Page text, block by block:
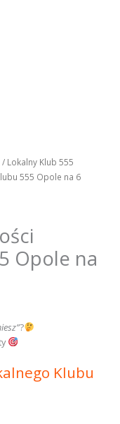
/ Lokalny Klub 555
555 Opole na 6
Opole na
?
Klubu